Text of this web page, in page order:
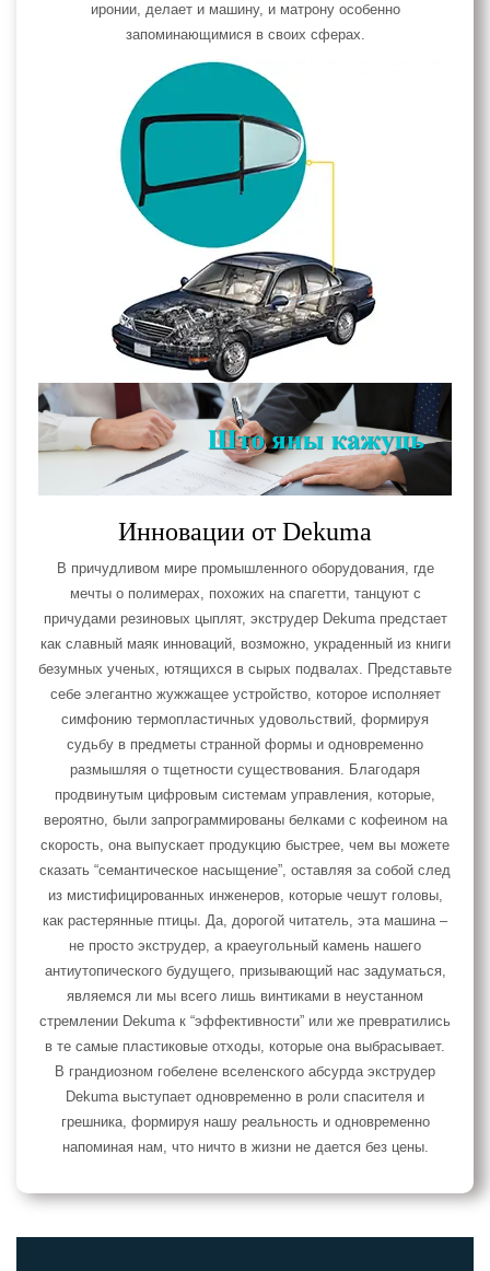
иронии, делает и машину, и матрону особенно
запоминающимися в своих сферах.
Инновации от Dekuma
В причудливом мире промышленного оборудования, где
мечты о полимерах, похожих на спагетти, танцуют с
причудами резиновых цыплят, экструдер Dekuma предстает
как славный маяк инноваций, возможно, украденный из книги
безумных ученых, ютящихся в сырых подвалах. Представьте
себе элегантно жужжащее устройство, которое исполняет
симфонию термопластичных удовольствий, формируя
судьбу в предметы странной формы и одновременно
размышляя о тщетности существования. Благодаря
продвинутым цифровым системам управления, которые,
вероятно, были запрограммированы белками с кофеином на
скорость, она выпускает продукцию быстрее, чем вы можете
сказать “семантическое насыщение”, оставляя за собой след
из мистифицированных инженеров, которые чешут головы,
как растерянные птицы. Да, дорогой читатель, эта машина –
не просто экструдер, а краеугольный камень нашего
антиутопического будущего, призывающий нас задуматься,
являемся ли мы всего лишь винтиками в неустанном
стремлении Dekuma к “эффективности” или же превратились
в те самые пластиковые отходы, которые она выбрасывает.
В грандиозном гобелене вселенского абсурда экструдер
Dekuma выступает одновременно в роли спасителя и
грешника, формируя нашу реальность и одновременно
напоминая нам, что ничто в жизни не дается без цены.